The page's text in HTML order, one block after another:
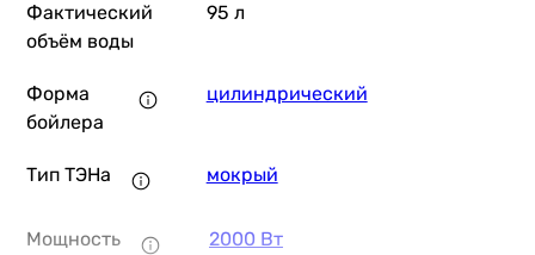
Фактический
объём воды
95 л
Форма
бойлера
цилиндрический
Тип ТЭНа мокрый
Мощность
2000 Вт